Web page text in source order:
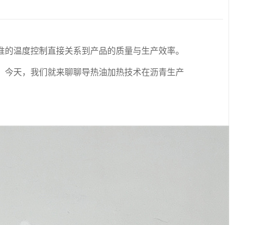
温度控制直接关系到产品的质量与生产效率。
天，我们就来聊聊导热油加热技术在沥青生产